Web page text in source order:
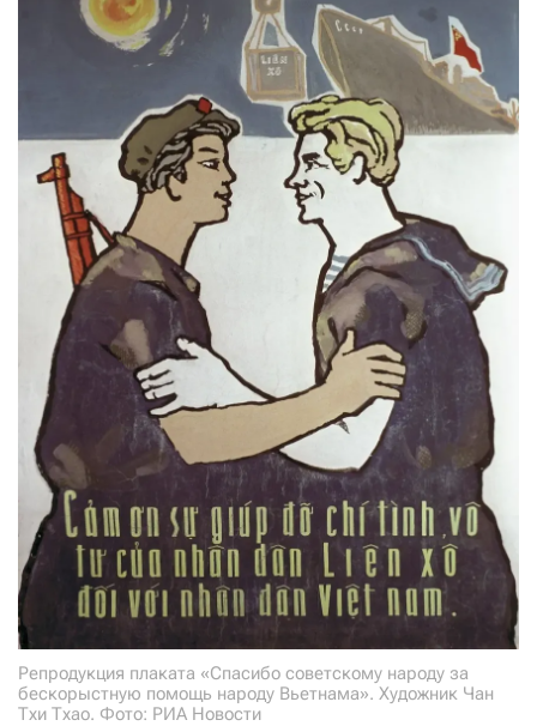
Репродукция плаката «Спасибо советскому народу за
бескорыстную помощь народу Вьетнама». Художник Чан
Тхи Тхао. Фото: РИА Новости